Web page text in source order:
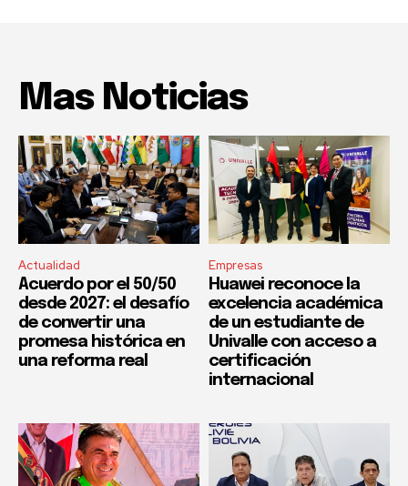
Mas Noticias
Actualidad
Acuerdo por el 50/50
desde 2027: el desafío
de convertir una
promesa histórica en
una reforma real
Empresas
Huawei reconoce la
excelencia académica
de un estudiante de
Univalle con acceso a
certificación
internacional